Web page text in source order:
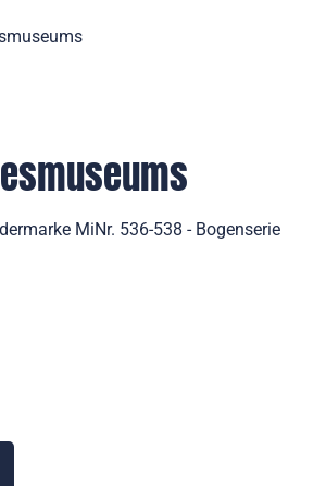
MiNr. 536-538 - Bogenserie